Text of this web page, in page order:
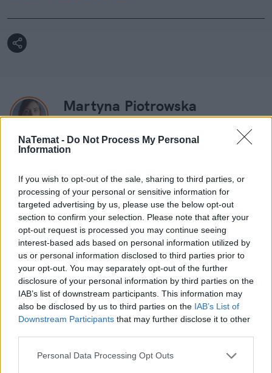
NaTemat - Do Not Process My Personal
Information
If you wish to opt-out of the sale, sharing to third parties, or
processing of your personal or sensitive information for
targeted advertising by us, please use the below opt-out
section to confirm your selection. Please note that after your
opt-out request is processed you may continue seeing
interest-based ads based on personal information utilized by
us or personal information disclosed to third parties prior to
your opt-out. You may separately opt-out of the further
disclosure of your personal information by third parties on the
IAB’s list of downstream participants. This information may
also be disclosed by us to third parties on the IAB’s List of
Downstream Participants that may further disclose it to other
Personal Data Processing Opt Outs
Martyna Piotrowska
Czytaj więcej